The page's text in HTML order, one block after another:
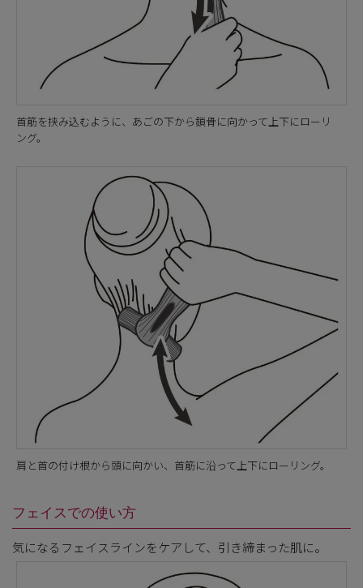
首筋を挟み込むように、あごの下から鎖骨に向かって上下にローリ
ング。
肩と首の付け根から頭に向かい、首筋に沿って上下にローリング。
フェイスでの使い方
気になるフェイスラインをケアして、引き締まった肌に。